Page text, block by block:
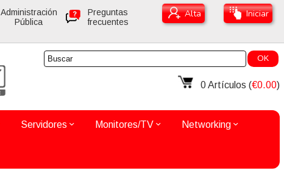
Administración
Pública
Preguntas
frecuentes
Iniciar
Alta
OK
0Artículos (€0.00)
Servidores Monitores/TV Networking